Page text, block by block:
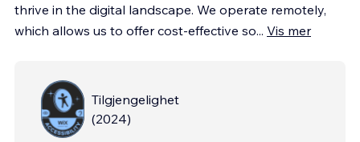
thrive in the digital landscape. We operate remotely,
which allows us to offer cost-effective so... Vis mer
Tilgjengelighet
(2024)